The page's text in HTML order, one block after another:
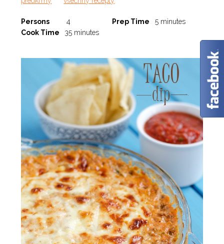
Persons 4 Prep Time
5 minutes
Cook Time
35 minutes
✕